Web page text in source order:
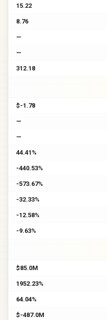
15.22
8.76
—
—
312.18
$-1.78
—
—
44.41%
-440.53%
-573.67%
-32.33%
-12.58%
-9.63%
$85.0M
1952.23%
64.04%
$-487.0M